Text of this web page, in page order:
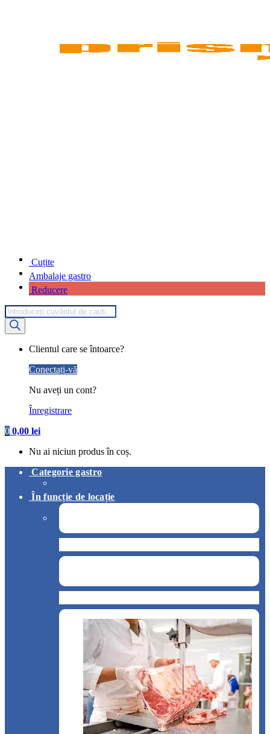
Cuțite
Ambalaje gastro
Reducere
Products
search
Clientul care se întoarce?
Conectați-vă
Nu aveți un cont?
Înregistrare
0 0,00 lei
Nu ai niciun produs în coș.
Categorie gastro
În funcție de locație